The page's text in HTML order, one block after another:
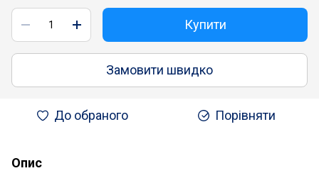
Купити
Замовити швидко
До обраного Порівняти
Опис